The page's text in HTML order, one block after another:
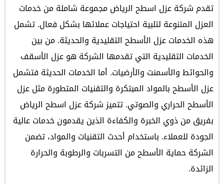
تقدم شركة عزل اسطح الرياض مجموعة شاملة من خدمات
العزل المتنوعة لتلبية احتياجات عملائها بشكل فعال. تشمل
هذه الخدمات عزل الأسطح التقليدية والحديثة. من بين
الخدمات التقليدية التي تقدمها الشركة هو عزل الأسقف
والحوائط والأسمنت والأرضيات. أما الخدمات الحديثة فتشمل
عزل الأسطح بالمواد المبتكرة والتقنيات المتطورة مثل عزل
الأسطح الحراري والصوتي. تتميز شركة عزل اسطح الرياض
بفريق من ذوي الخبرة والكفاءة الذين يقدمون خدمات عالية
الجودة للعملاء. باستخدام أحدث التقنيات والمواد، تضمن
الشركة حماية الأسطح من التسربات والرطوبة والحرارة
الزائدة.